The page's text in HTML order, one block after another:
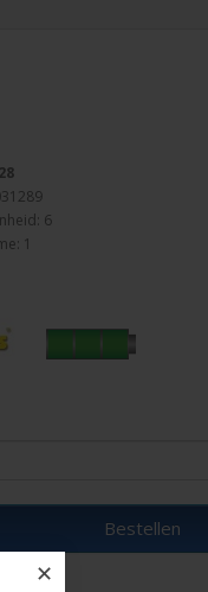
6
1
Bestellen
✕